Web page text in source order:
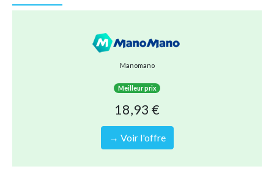
Manomano
Meilleur prix
18,93 €
→ Voir l'offre